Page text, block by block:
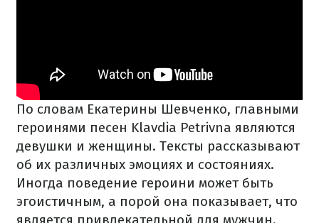
По словам Екатерины Шевченко, главными
героинями песен Klavdia Petrivna являются
девушки и женщины. Тексты рассказывают
об их различных эмоциях и состояниях.
Иногда поведение героини может быть
эгоистичным, а порой она показывает, что
является привлекательной для мужчин.